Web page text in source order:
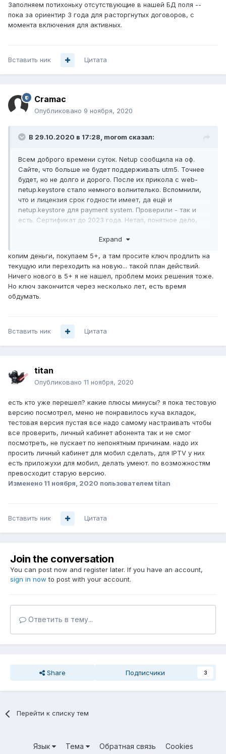
Заполняем потихоньку отсутствующие в нашей БД поля --
пока за ориентир 3 года для расторгнутых договоров, с
момента включения для активных.
Вставить ник Цитата
Cramac
Опубликовано 9 ноября, 2020
В 29.10.2020 в 17:28, morom сказал:
Всем доброго времени суток. Netup сообщила на оф.
Сайте, что больше не будет поддерживать utm5. Точнее
будет, но не долго и дорого. После их прикола с web-
netup.keystore стало немного волнителько. Вспомнили,
что и лицензия срок годности имеет, да ещё и
netup.keystore для payment system. Проверили - так и
есть. Сертификат до 2023 года. Нетап, понятное дело,
перейти на utm5+ с их"бессрочного" продукта. Но!
первая проблема, это сертификат платежных систем.
Никто не пробовал его подменять?
Expand
копим деньги, покупаем 5+, а там просите ключ продлить на
текущую или переходить на новую... такой план действий.
Ничего нового в 5+ я не нашел, проблем моих решения тоже.
Но ключ закончится через несколько лет, есть время
обдумать.
Вставить ник Цитата
titan
Опубликовано 11 ноября, 2020
есть кто уже перешел? какие плюсы минусы? я пока тестовую
версию посмотрел, меню не понравилось куча вкладок,
тестовая версия пустая все надо самому настраивать чтобы
все проверить, личный кабинет абонента так и не смог
посмотреть, не пускает по непонятным причинам. надо их
просить личный кабинет для мобил сделать, для IPTV у них
есть приложухи для мобил, делать умеют. по возможностям
превосходит старую версию.
Изменено 11 ноября, 2020 пользователем titan
Вставить ник Цитата
Join the conversation
You can post now and register later. If you have an account,
sign in now to post with your account.
Ответить в тему...
Share Подписчики 3
Перейти к списку тем
Язык Тема Обратная связь
Cookies